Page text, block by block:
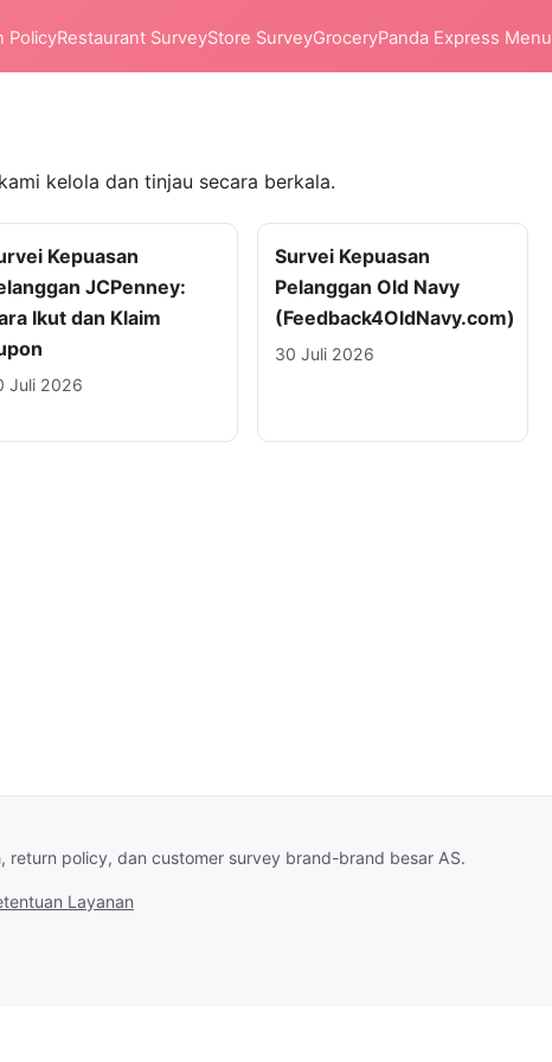
PolicyRestaurant SurveyStore SurveyGroceryPanda Express Menu
kelola dan tinjau secara berkala.
Kepuasan
JCPenney:
Ikut dan Klaim
Juli 2026
Survei Kepuasan
Pelanggan Old Navy
(Feedback4OldNavy.com)
30 Juli 2026
policy, dan customer survey brand-brand besar AS.
Layanan